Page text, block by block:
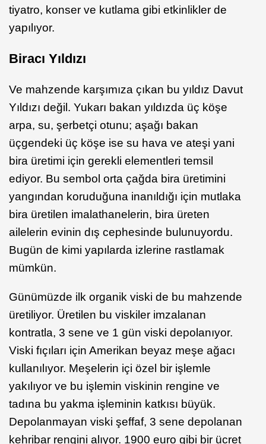
tiyatro, konser ve kutlama gibi etkinlikler de
yapılıyor.
Biracı Yıldızı
Ve mahzende karşımıza çıkan bu yıldız Davut
Yıldızı değil. Yukarı bakan yıldızda üç köşe
arpa, su, şerbetçi otunu; aşağı bakan
üçgendeki üç köşe ise su hava ve ateşi yani
bira üretimi için gerekli elementleri temsil
ediyor. Bu sembol orta çağda bira üretimini
yangından koruduğuna inanıldığı için mutlaka
bira üretilen imalathanelerin, bira üreten
ailelerin evinin dış cephesinde bulunuyordu.
Bugün de kimi yapılarda izlerine rastlamak
mümkün.
Günümüzde ilk organik viski de bu mahzende
üretiliyor. Üretilen bu viskiler imzalanan
kontratla, 3 sene ve 1 gün viski depolanıyor.
Viski fıçıları için Amerikan beyaz meşe ağacı
kullanılıyor. Meşelerin içi özel bir işlemle
yakılıyor ve bu işlemin viskinin rengine ve
tadına bu yakma işleminin katkısı büyük.
Depolanmayan viski şeffaf, 3 sene depolanan
kehribar rengini alıyor. 1900 euro gibi bir ücret